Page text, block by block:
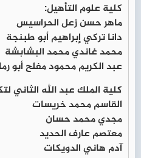
كلية علوم التأهيل:
ماهر حسن زعل الحراسيس
دانا تركي إبراهيم أبو طبنجة
محمد غاندي محمد البشابشة
عبد الكريم محمود مفلح أبو
كلية الملك عبد الله الثاني
القاسم محمد خريسات
مجدي محمد حسان
معتصم عارف الحديد
آدم هاني الدويكات